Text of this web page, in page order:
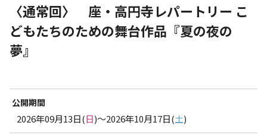
〈通常回〉 座・高円寺レパートリー こ
どもたちのための舞台作品『夏の夜の
夢』
公開期間
2026年09月13日(日)～2026年10月17日(土)